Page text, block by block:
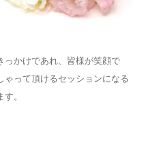
っかけであれ、皆様が笑顔で
ゃって頂けるセッションになる
。